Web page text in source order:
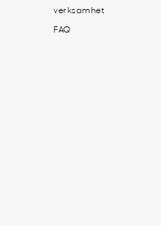
verksamhet
FAQ